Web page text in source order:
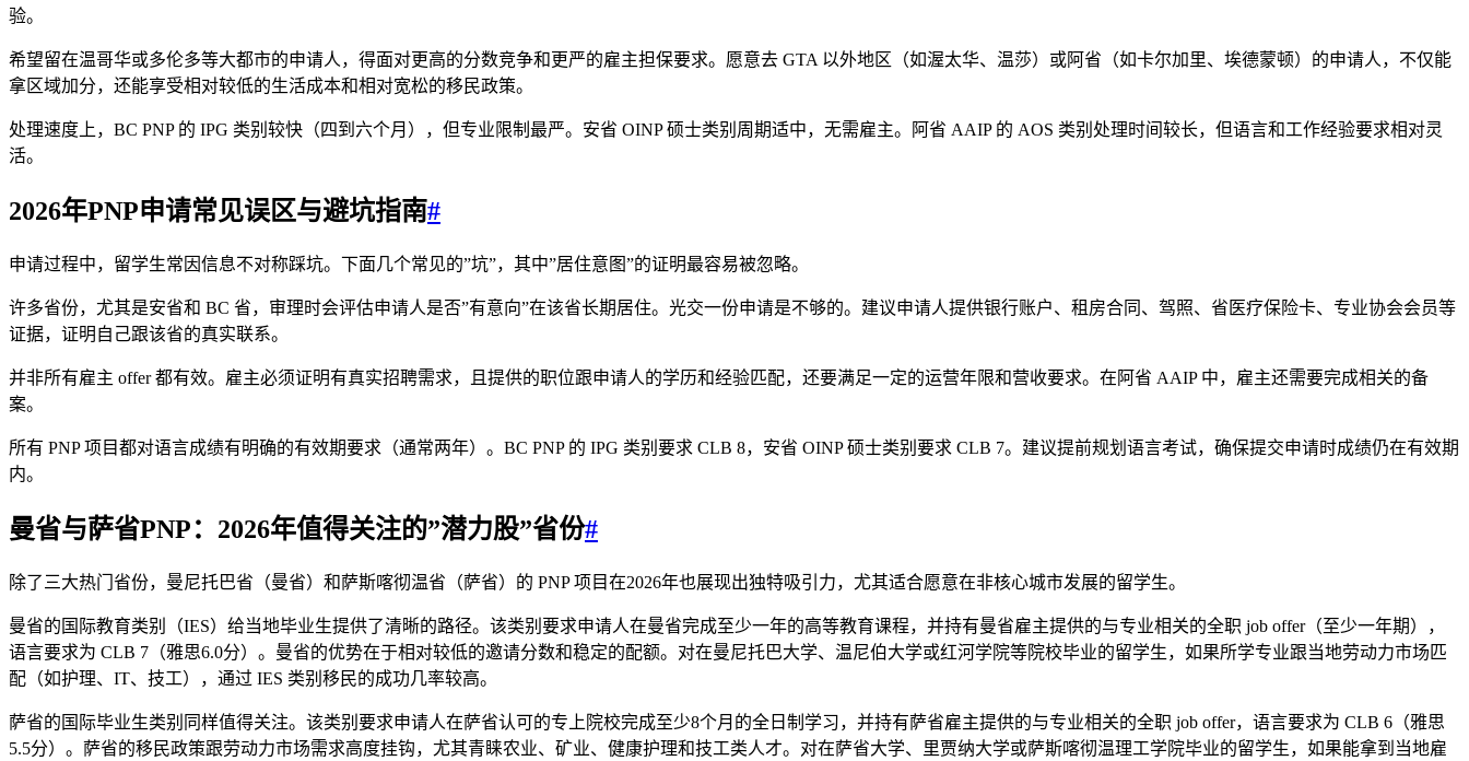
验。
希望留在温哥华或多伦多等大都市的申请人，得面对更高的分数竞争和更严的雇主担保要求。愿意去 GTA 以外地区（如渥太华、温莎）或阿省（如卡尔加里、埃德蒙顿）的申请人，不仅能
拿区域加分，还能享受相对较低的生活成本和相对宽松的移民政策。
处理速度上，BC PNP 的 IPG 类别较快（四到六个月），但专业限制最严。安省 OINP 硕士类别周期适中，无需雇主。阿省 AAIP 的 AOS 类别处理时间较长，但语言和工作经验要求相对灵
活。
2026年PNP申请常见误区与避坑指南#
申请过程中，留学生常因信息不对称踩坑。下面几个常见的”坑”，其中”居住意图”的证明最容易被忽略。
许多省份，尤其是安省和 BC 省，审理时会评估申请人是否”有意向”在该省长期居住。光交一份申请是不够的。建议申请人提供银行账户、租房合同、驾照、省医疗保险卡、专业协会会员等
证据，证明自己跟该省的真实联系。
并非所有雇主 offer 都有效。雇主必须证明有真实招聘需求，且提供的职位跟申请人的学历和经验匹配，还要满足一定的运营年限和营收要求。在阿省 AAIP 中，雇主还需要完成相关的备
案。
所有 PNP 项目都对语言成绩有明确的有效期要求（通常两年）。BC PNP 的 IPG 类别要求 CLB 8，安省 OINP 硕士类别要求 CLB 7。建议提前规划语言考试，确保提交申请时成绩仍在有效期
内。
曼省与萨省PNP：2026年值得关注的”潜力股”省份#
除了三大热门省份，曼尼托巴省（曼省）和萨斯喀彻温省（萨省）的 PNP 项目在2026年也展现出独特吸引力，尤其适合愿意在非核心城市发展的留学生。
曼省的国际教育类别（IES）给当地毕业生提供了清晰的路径。该类别要求申请人在曼省完成至少一年的高等教育课程，并持有曼省雇主提供的与专业相关的全职 job offer（至少一年期），
语言要求为 CLB 7（雅思6.0分）。曼省的优势在于相对较低的邀请分数和稳定的配额。对在曼尼托巴大学、温尼伯大学或红河学院等院校毕业的留学生，如果所学专业跟当地劳动力市场匹
配（如护理、IT、技工），通过 IES 类别移民的成功几率较高。
萨省的国际毕业生类别同样值得关注。该类别要求申请人在萨省认可的专上院校完成至少8个月的全日制学习，并持有萨省雇主提供的与专业相关的全职 job offer，语言要求为 CLB 6（雅思
5.5分）。萨省的移民政策跟劳动力市场需求高度挂钩，尤其青睐农业、矿业、健康护理和技工类人才。对在萨省大学、里贾纳大学或萨斯喀彻温理工学院毕业的留学生，如果能拿到当地雇